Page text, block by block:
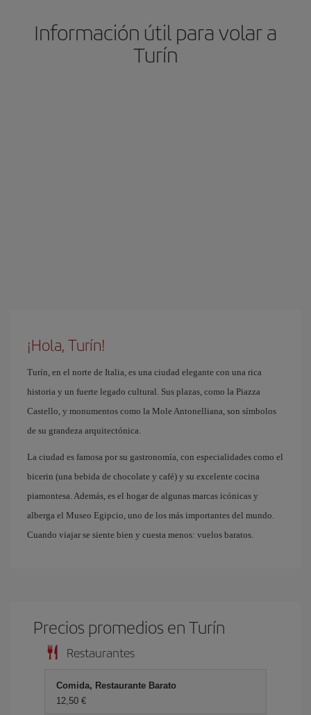
Información útil para volar a
Turín
¡Hola, Turín!
Turín, en el norte de Italia, es una ciudad elegante con una rica
historia y un fuerte legado cultural. Sus plazas, como la Piazza
Castello, y monumentos como la Mole Antonelliana, son símbolos
de su grandeza arquitectónica.
La ciudad es famosa por su gastronomía, con especialidades como el
bicerin (una bebida de chocolate y café) y su excelente cocina
piamontesa. Además, es el hogar de algunas marcas icónicas y
alberga el Museo Egipcio, uno de los más importantes del mundo.
Cuando viajar se siente bien y cuesta menos: vuelos baratos.
Precios promedios en Turín
Restaurantes
Comida, Restaurante Barato
12,50 €